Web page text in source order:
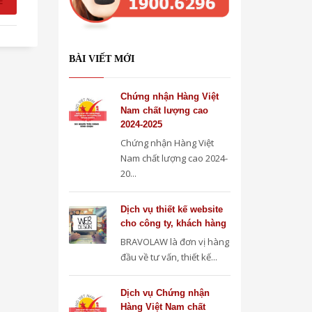
BÀI VIẾT MỚI
Chứng nhận Hàng Việt
Nam chất lượng cao
2024-2025
Chứng nhận Hàng Việt
Nam chất lượng cao 2024-
20...
Dịch vụ thiết kế website
cho công ty, khách hàng
BRAVOLAW là đơn vị hàng
đầu về tư vấn, thiết kế...
Dịch vụ Chứng nhận
Hàng Việt Nam chất